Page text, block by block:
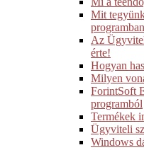
Mit
Az
érte!
Hogyan
Milyen
ForintSoft
programból
Termékek
Ügyviteli
Windows